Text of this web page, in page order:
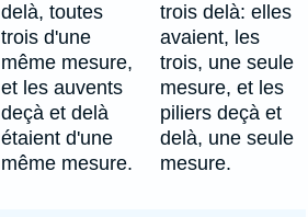
delà, toutes
trois d'une
même mesure,
et les auvents
deçà et delà
étaient d'une
même mesure.
trois delà: elles
avaient, les
trois, une seule
mesure, et les
piliers deçà et
delà, une seule
mesure.